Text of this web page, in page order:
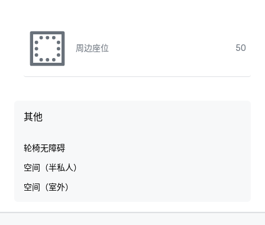
周边座位 50
其他
轮椅无障碍
空间（半私人）
空间（室外）